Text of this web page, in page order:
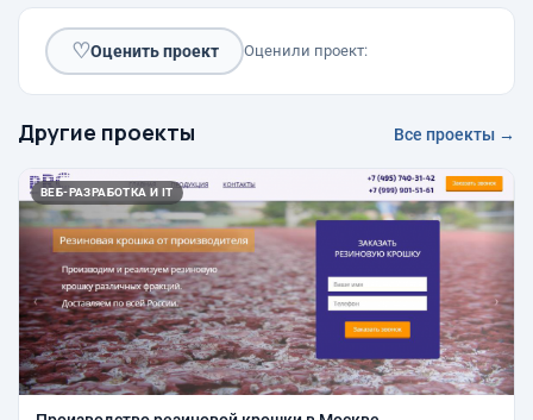
♡Оценить проект Оценили проект:
Другие проекты Все проекты →
ВЕБ-РАЗРАБОТКА И IT